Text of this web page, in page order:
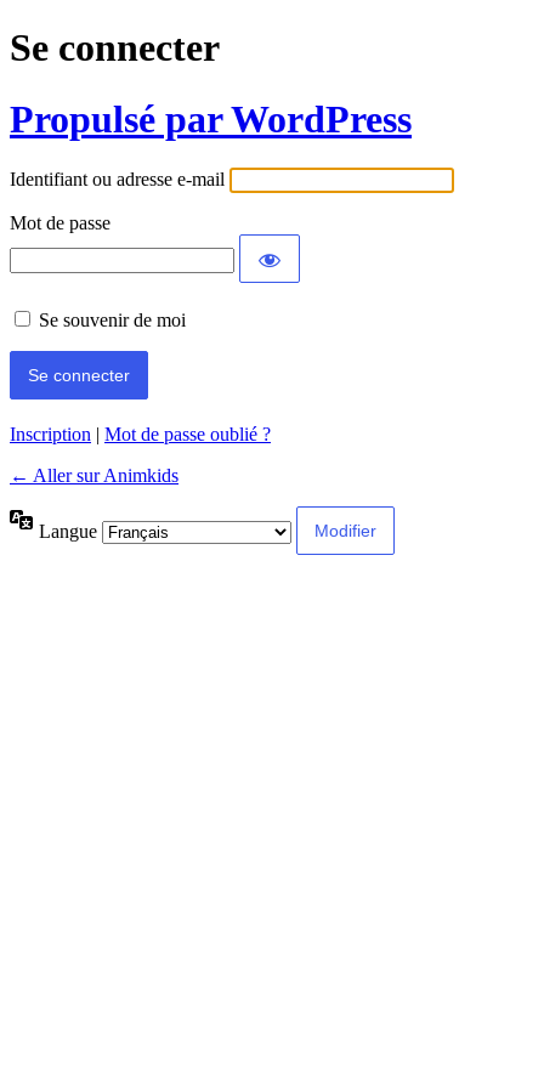
Se connecter
Propulsé par WordPress
Identifiant ou adresse e-mail
Mot de passe
Se souvenir de moi
Inscription | Mot de passe oublié ?
← Aller sur Animkids
Langue